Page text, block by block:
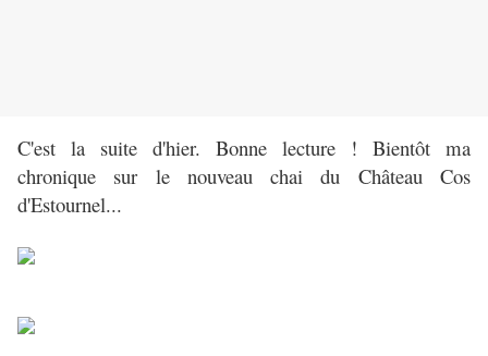
C'est la suite d'hier. Bonne lecture ! Bientôt ma
chronique sur le nouveau chai du Château Cos
d'Estournel...